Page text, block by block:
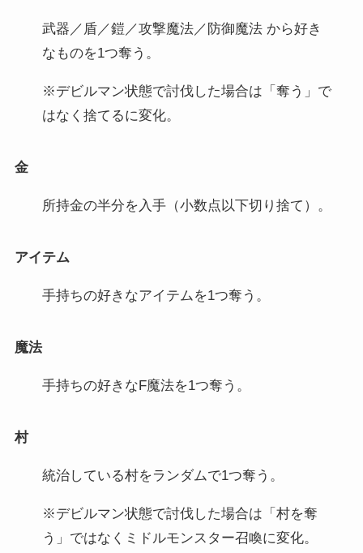
武器／盾／鎧／攻撃魔法／防御魔法 から好き
なものを1つ奪う。
※デビルマン状態で討伐した場合は「奪う」で
はなく捨てるに変化。
金
所持金の半分を入手（小数点以下切り捨て）。
アイテム
手持ちの好きなアイテムを1つ奪う。
魔法
手持ちの好きなF魔法を1つ奪う。
村
統治している村をランダムで1つ奪う。
※デビルマン状態で討伐した場合は「村を奪
う」ではなくミドルモンスター召喚に変化。